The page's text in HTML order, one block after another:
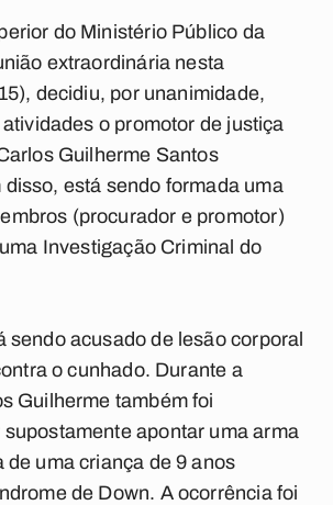
do Ministério Público da
extraordinária nesta
decidiu, por unanimidade,
o promotor de justiça
Guilherme Santos
está sendo formada uma
(procurador e promotor)
Investigação Criminal do
sendo acusado de lesão corporal
o cunhado. Durante a
Guilherme também foi
apontar uma arma
de uma criança de 9 anos
de Down. A ocorrência foi